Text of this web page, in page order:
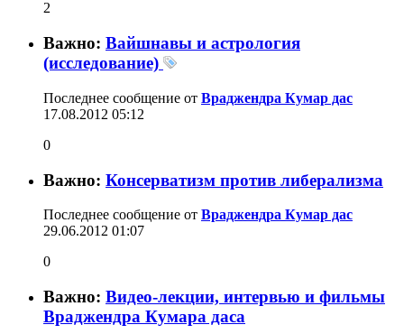
2
Важно: Вайшнавы и астрология
(исследование)
Последнее сообщение от Враджендра Кумар дас
17.08.2012 05:12
0
Важно: Консерватизм против либерализма
Последнее сообщение от Враджендра Кумар дас
29.06.2012 01:07
0
Важно: Видео-лекции, интервью и фильмы
Враджендра Кумара даса